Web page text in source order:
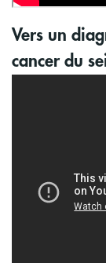
Vers un
cancer du